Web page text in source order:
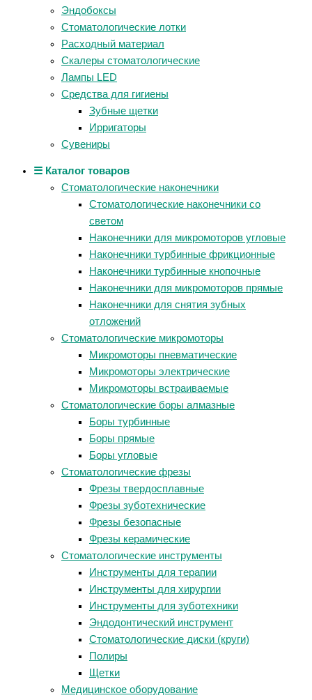
Эндобоксы
Стоматологические лотки
Расходный материал
Скалеры стоматологические
Лампы LED
Средства для гигиены
Зубные щетки
Ирригаторы
Сувениры
☰ Каталог товаров
Стоматологические наконечники
Стоматологические наконечники со
светом
Наконечники для микромоторов угловые
Наконечники турбинные фрикционные
Наконечники турбинные кнопочные
Наконечники для микромоторов прямые
Наконечники для снятия зубных
отложений
Стоматологические микромоторы
Микромоторы пневматические
Микромоторы электрические
Микромоторы встраиваемые
Стоматологические боры алмазные
Боры турбинные
Боры прямые
Боры угловые
Стоматологические фрезы
Фрезы твердосплавные
Фрезы зуботехнические
Фрезы безопасные
Фрезы керамические
Стоматологические инструменты
Инструменты для терапии
Инструменты для хирургии
Инструменты для зуботехники
Эндодонтический инструмент
Стоматологические диски (круги)
Полиры
Щетки
Медицинское оборудование